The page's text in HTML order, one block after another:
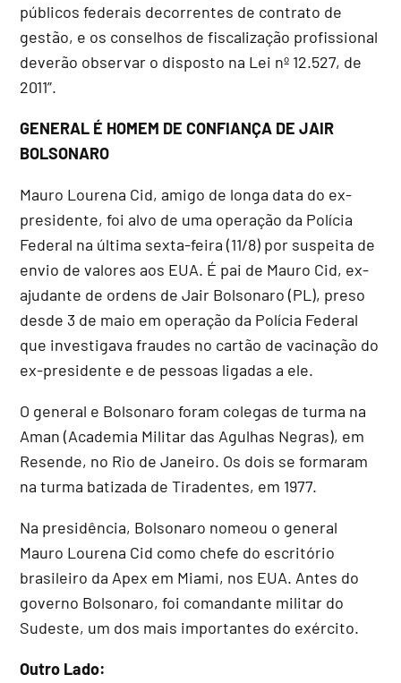
públicos federais decorrentes de contrato de
gestão, e os conselhos de fiscalização profissional
deverão observar o disposto na Lei nº 12.527, de
2011”.
GENERAL É HOMEM DE CONFIANÇA DE JAIR
BOLSONARO
Mauro Lourena Cid, amigo de longa data do ex-
presidente, foi alvo de uma operação da Polícia
Federal na última sexta-feira (11/8) por suspeita de
envio de valores aos EUA. É pai de Mauro Cid, ex-
ajudante de ordens de Jair Bolsonaro (PL), preso
desde 3 de maio em operação da Polícia Federal
que investigava fraudes no cartão de vacinação do
ex-presidente e de pessoas ligadas a ele.
O general e Bolsonaro foram colegas de turma na
Aman (Academia Militar das Agulhas Negras), em
Resende, no Rio de Janeiro. Os dois se formaram
na turma batizada de Tiradentes, em 1977.
Na presidência, Bolsonaro nomeou o general
Mauro Lourena Cid como chefe do escritório
brasileiro da Apex em Miami, nos EUA. Antes do
governo Bolsonaro, foi comandante militar do
Sudeste, um dos mais importantes do exército.
Outro Lado: